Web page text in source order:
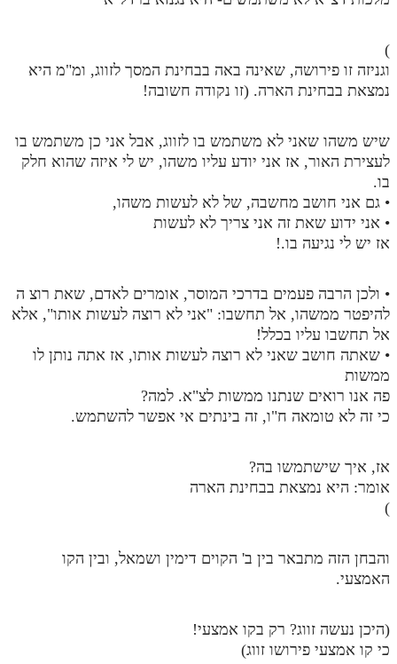
)
וגניזה זו פירושה, שאינה באה בבחינת המסך לזווג, ומ"מ היא
נמצאת בבחינת הארה. (זו נקודה חשובה!
שיש משהו שאני לא משתמש בו לזווג, אבל אני כן משתמש בו
לעצירת האור, אז אני יודע עליו משהו, יש לי איזה שהוא חלק
בו.
• גם אני חושב מחשבה, של לא לעשות משהו,
• אני ידוע שאת זה אני צריך לא לעשות
אז יש לי נגיעה בו.!
• ולכן הרבה פעמים בדרכי המוסר, אומרים לאדם, שאת רוצ ה
להיפטר ממשהו, אל תחשבו: "אני לא רוצה לעשות אותו", אלא
אל תחשבו עליו בכלל!
• שאתה חושב שאני לא רוצה לעשות אותו, אז אתה נותן לו
ממשות
פה אנו רואים שנתנו ממשות לצ"א. למה?
כי זה לא טומאה ח"ו, זה בינתים אי אפשר להשתמש.
אז, איך שישתמשו בה?
אומר: היא נמצאת בבחינת הארה
)
והבחן הזה מתבאר בין ב' הקוים דימין ושמאל, ובין הקו
האמצעי.
(היכן נעשה זווג? רק בקו אמצעי!
כי קו אמצעי פירושו זווג)